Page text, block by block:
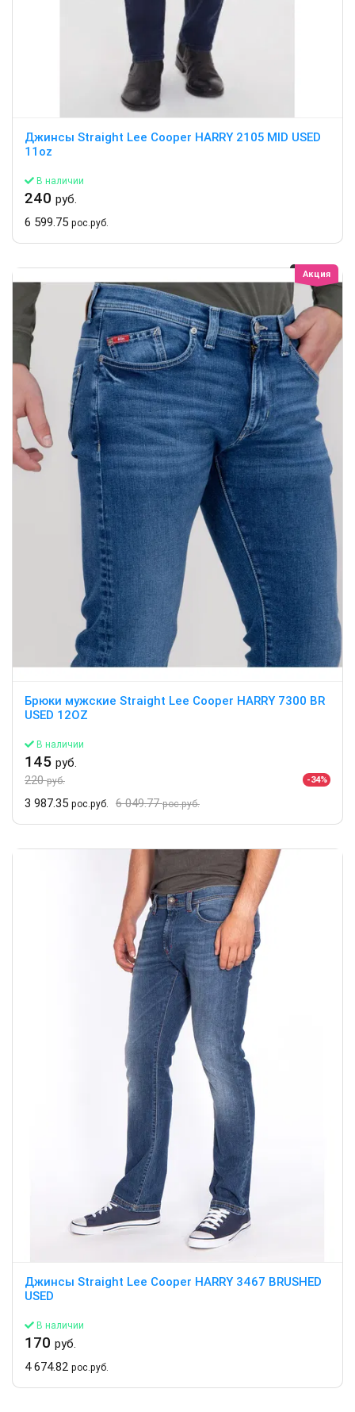
Джинсы Straight Lee Cooper HARRY 2105 MID USED
11oz
В наличии
240 руб.
6 599.75 рос.руб.
Акция
Брюки мужские Straight Lee Cooper HARRY 7300 BR
USED 12OZ
В наличии
145 руб.
220руб. -34%
3 987.35 рос.руб. 6 049.77рос.руб.
Джинсы Straight Lee Cooper HARRY 3467 BRUSHED
USED
В наличии
170 руб.
4 674.82 рос.руб.